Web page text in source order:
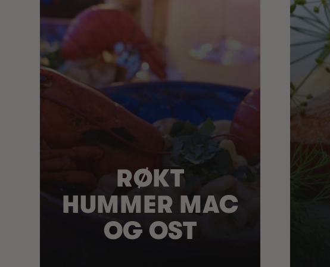
RØKT
HUMMER MAC
OG OST